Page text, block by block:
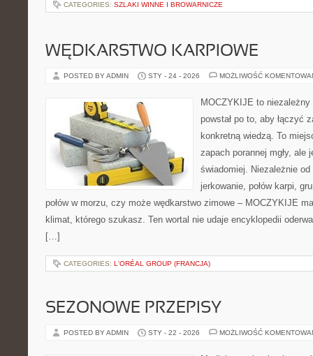
CATEGORIES: SZLAKI WINNE I BROWARNICZE
WĘDKARSTWO KARPIOWE
POSTED BY ADMIN STY - 24 - 2026 MOŻLIWOŚĆ
MOCZYKIJE to
powstał po to, aby łączyć
konkretną wiedzą. To
zapach porannej mgły, ale
świadomiej. Niezależnie
jerkowanie, połów karpi,
połów w morzu, czy może wędkarstwo zimowe – MOCZYKIJE
klimat, którego szukasz. Ten wortal nie udaje encyklopedii
[…]
CATEGORIES: L'ORÉAL GROUP (FRANCJA)
SEZONOWE PRZEPISY
POSTED BY ADMIN STY - 22 - 2026 MOŻLIWOŚĆ